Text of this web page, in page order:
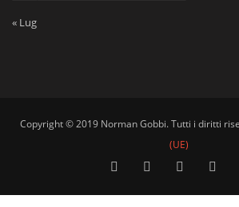
« Lug
Copyright © 2019 Norman Gobbi. Tutti i diritti
(UE)